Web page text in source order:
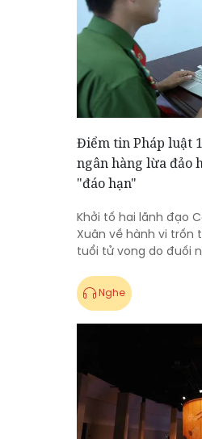
Điểm tin Pháp luật
ngân hàng lừa đảo
"đáo hạn"
Khởi tố hai lãnh đạo
Xuân về hành vi trốn
tuổi tử vong do đuối
Nghe